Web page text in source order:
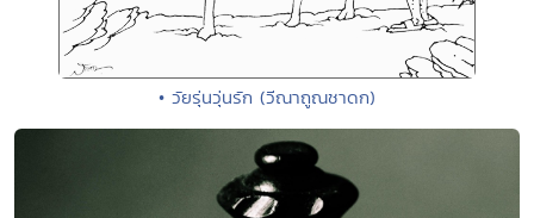
• วัยรุ่นวุ่นรัก (วีณาถูณชาดก)